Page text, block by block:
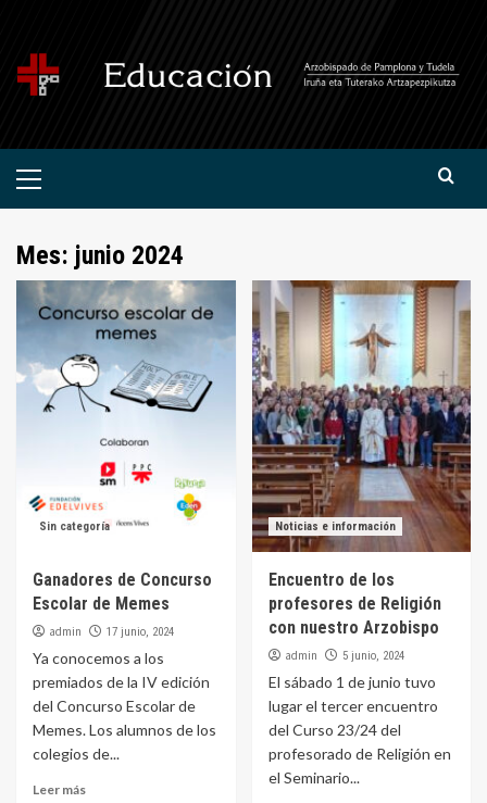
contenido
Menú
Mes: junio 2024
Sin categoría
Ganadores de Concurso
Escolar de Memes
admin 17 junio, 2024
Ya conocemos a los
premiados de la IV edición
del Concurso Escolar de
Memes. Los alumnos de los
colegios de...
Leer más
Noticias e información
Encuentro de los
profesores de Religión
con nuestro Arzobispo
admin 5 junio, 2024
El sábado 1 de junio tuvo
lugar el tercer encuentro
del Curso 23/24 del
profesorado de Religión en
el Seminario...